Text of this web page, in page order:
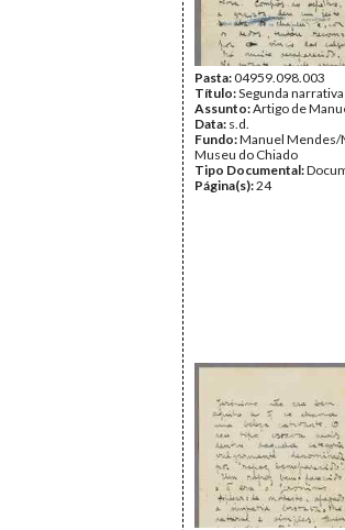
Pasta:04959.098.003
Título:Segunda narrativa
Assunto:Artigo de
Data: s.d.
Fundo:Manuel Mendes/
Museu do Chiado
Tipo Documental:
Página(s):24